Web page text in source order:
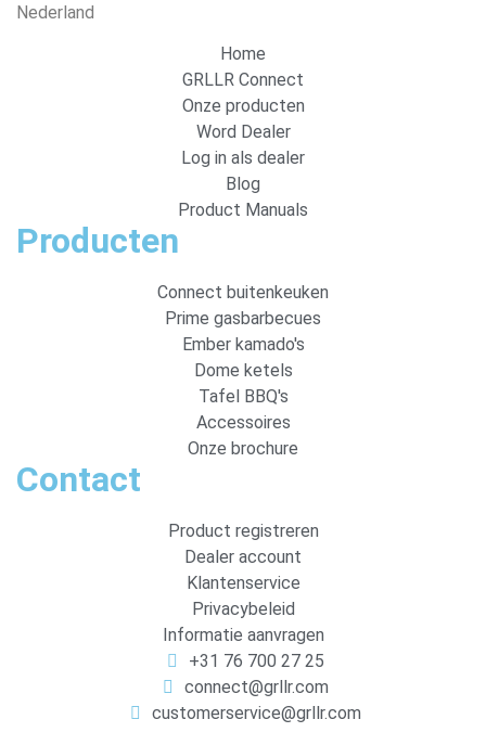
Nederland
Home
GRLLR Connect
Onze producten
Word Dealer
Log in als dealer
Blog
Product Manuals
Producten
Connect buitenkeuken
Prime gasbarbecues
Ember kamado's
Dome ketels
Tafel BBQ's
Accessoires
Onze brochure
Contact
Product registreren
Dealer account
Klantenservice
Privacybeleid
Informatie aanvragen
+31 76 700 27 25
connect@grllr.com
customerservice@grllr.com